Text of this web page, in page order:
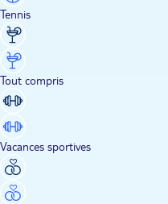
Tennis
Tout compris
Vacances sportives